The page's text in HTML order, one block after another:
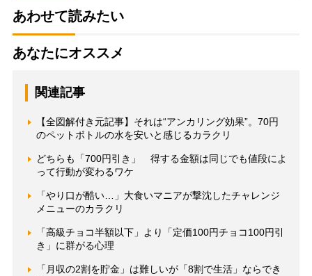
あわせて読みたい
あなたにオススメ
関連記事
【全図解付き元記事】それは“アンカリング効果”。70円
のペットボトルの水を安いと感じるカラクリ
どちらも「700円引き」 得する金額は同じでも値段によ
って行動が変わるワケ
「やり口が酷い…」大食いマニアが撃沈したチャレンジ
メニューのカラクリ
「高級チョコ半額以下」より「定価100円チョコ100円引
き」に群がる心理
「月収の2割を貯金」は難しいが「8割で生活」ならでき